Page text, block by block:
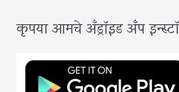
r
कृपया आमचे अँड्रॉइड अँप